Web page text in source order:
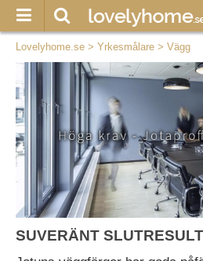
Lovelyhome.se > Yrkesmålare > Vägg
SUVERÄNT